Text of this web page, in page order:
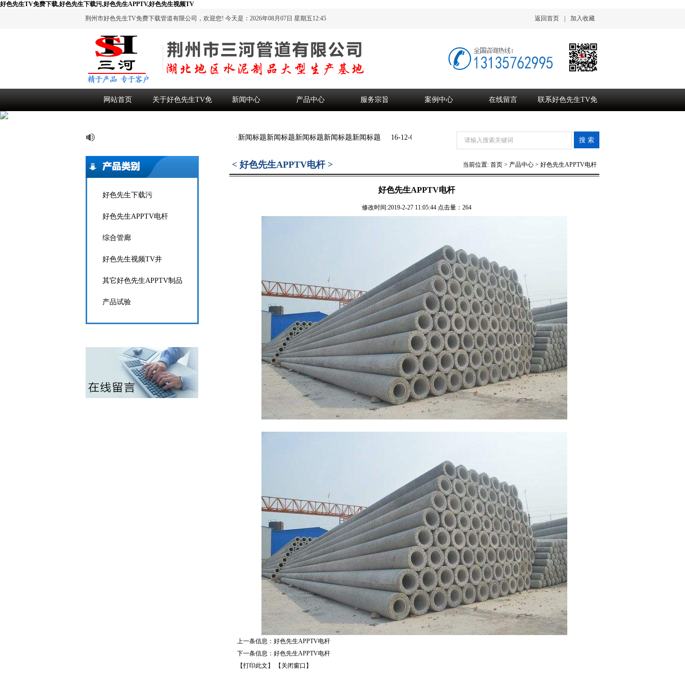
好色先生TV免费下载,好色先生下载污,好色先生APPTV,好色先生视频TV
荆州市好色先生TV免费下载管道有限公司，欢迎您! 今天是： 2026年08月07日 星期五12:45 返回首页 加入收藏
网站首页 关于好色先生TV免 新闻中心 产品中心 服务宗旨 案例中心 在线留言 联系好色先生TV免
·新闻标题新闻标题新闻标题新闻标题新闻标题
16-12-08 ·新闻标题新闻标题新闻标题新闻标题新闻标题
好色先生下载污
好色先生APPTV电杆
综合管廊
好色先生视频TV井
其它好色先生APPTV制品
产品试验
< 好色先生APPTV电杆 > 当前位置: 首页 > 产品中心 > 好色先生APPTV电杆
好色先生APPTV电杆
修改时间:2019-2-27 11:05:44 点击量：264
上一条信息： 好色先生APPTV电杆
下一条信息： 好色先生APPTV电杆
【打印此文】
【关闭窗口】